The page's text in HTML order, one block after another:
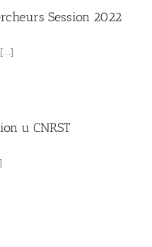
Session 2022
u CNRST